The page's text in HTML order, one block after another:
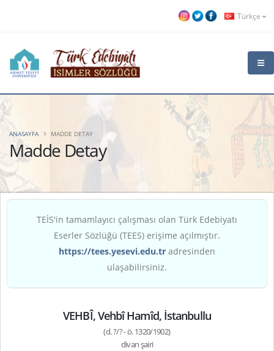
Türkçe
Madde Detay
ANASAYFA MADDE DETAY
TEİS'in tamamlayıcı çalışması olan Türk Edebiyatı
Eserler Sözlüğü (TEES) erişime açılmıştır.
https://tees.yesevi.edu.tr adresinden
ulaşabilirsiniz.
VEHBÎ, Vehbî Hamîd, İstanbullu
(d. ?/? - ö. 1320/1902)
divan şairi